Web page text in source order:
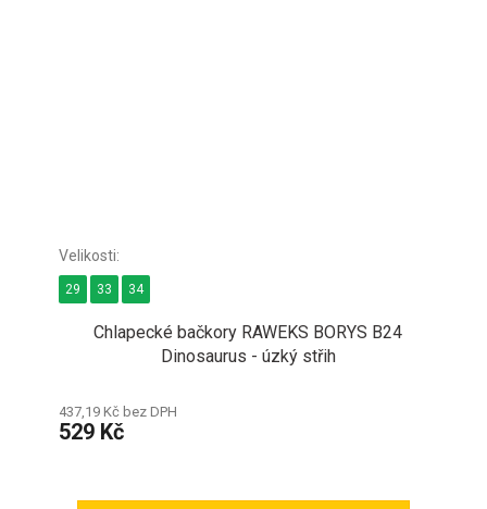
Chlapecké bačkory RAWEKS BORYS B24
Dinosaurus - úzký střih
437,19 Kč bez DPH
529 Kč
29 33 34